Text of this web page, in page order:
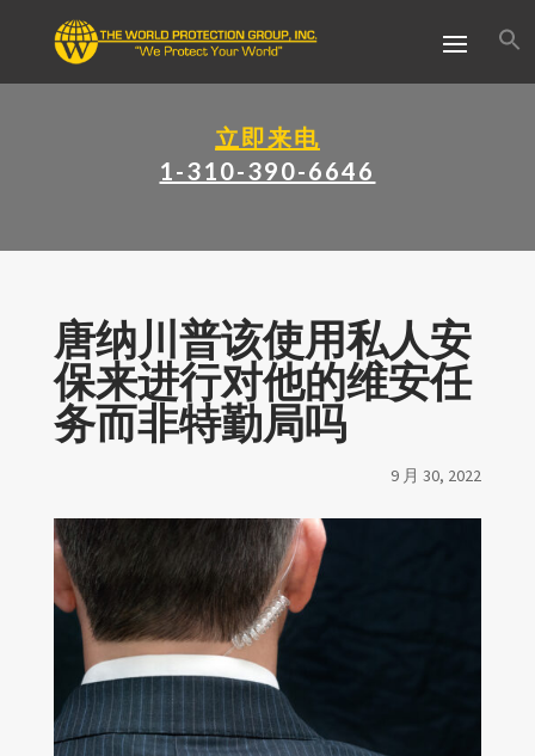
立即来电
1-310-390-6646
唐纳川普该使用私人安
保来进行对他的维安任
务而非特勤局吗
9 月 30, 2022